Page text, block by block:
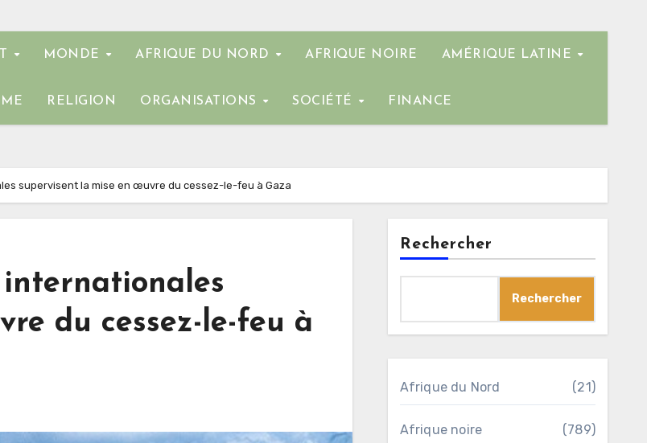
MONDE AFRIQUE DU NORD AFRIQUE NOIRE AMÉRIQUE LATINE
RELIGION ORGANISATIONS SOCIÉTÉ FINANCE
supervisent la mise en œuvre du cessez-le-feu à Gaza
du cessez-le-feu à
Rechercher
Rechercher
Afrique du Nord (21)
Afrique noire (789)